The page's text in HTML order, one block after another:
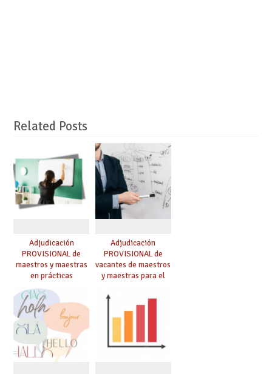
Related Posts
Adjudicación
PROVISIONAL de
maestros y maestras
en prácticas
Adjudicación
PROVISIONAL de
vacantes de maestros
y maestras para el